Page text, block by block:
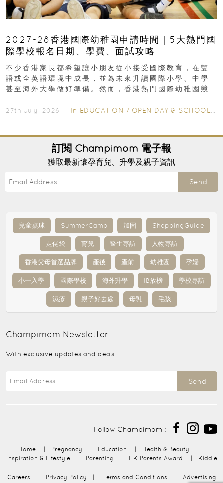
2027-28香港國際幼稚園申請時間｜5大熱門國
際學校報名日期、學費、面試攻略
不少香港家長都希望讓小朋友從小接受國際教育，在雙
語或全英語環境中成長，並為未來升讀國際小學、中學
甚至海外大學做好準備。然而，香港熱門國際幼稚園競
27th July, 2026 ｜ In EDUCATION / OPEN DAY & SCHOOL EVENTS
訂閱 Champimom 電子報
獲取最新懷孕育兒、升學及親子資訊
Send
兒童桌球 SummerCamp 加固 ShoppingGuide
走佬袋 育兒 醫生專訪 人物專訪
香港父母首選品牌 產後 產前 幼稚園 孕婦
小一入學 國際學校 海外升學 IB放榜 學校專訪
濕疹 親子好去處 母乳 毛孩
Champimom Newsletter
With exclusive updates and deals
Send
Follow Champimom :
Home Pregnancy Education Health & Beauty
Inspiration & Lifestyle
Parenting HK Parents Award Kiddie
Careers Privacy Policy Terms and Conditions Advertising